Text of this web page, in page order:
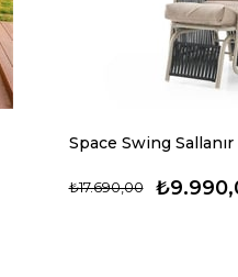
Space Swing
₺17.690,00